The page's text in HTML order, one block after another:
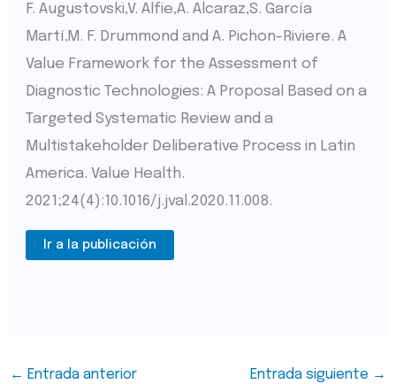
F. Augustovski,V. Alfie,A. Alcaraz,S. García
Martí,M. F. Drummond and A. Pichon-Riviere. A
Value Framework for the Assessment of
Diagnostic Technologies: A Proposal Based on a
Targeted Systematic Review and a
Multistakeholder Deliberative Process in Latin
America. Value Health.
2021;24(4):10.1016/j.jval.2020.11.008.
Ir a la publicación
← Entrada anterior Entrada siguiente →